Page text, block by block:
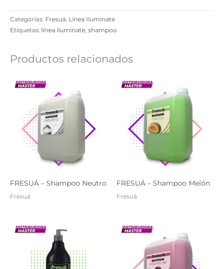
Categorías: Fresuá, Línea Iluminate
Etiquetas: línea iluminate, shampoo
Productos relacionados
FRESUÁ – Shampoo Neutro
Fresuá
FRESUÁ – Shampoo Melón
Fresuá